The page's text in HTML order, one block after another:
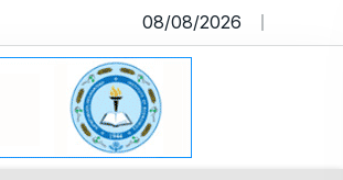
საიტი მუშაობს სატესტო რეჟიმში
08/08/2026